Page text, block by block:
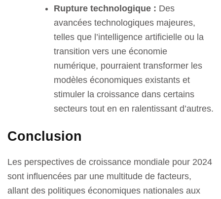
Rupture technologique : Des
avancées technologiques majeures,
telles que l’intelligence artificielle ou la
transition vers une économie
numérique, pourraient transformer les
modèles économiques existants et
stimuler la croissance dans certains
secteurs tout en en ralentissant d’autres.
Conclusion
Les perspectives de croissance mondiale pour 2024
sont influencées par une multitude de facteurs,
allant des politiques économiques nationales aux